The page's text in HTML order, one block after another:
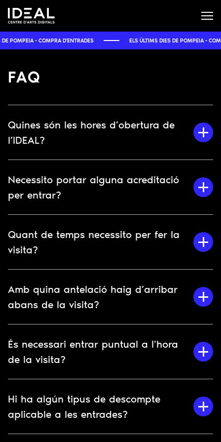
- COMPRA D'ENTRADES ELS ÚLTIMS DIES DE POMPEIA -
FAQ
Quines són les hores d’obertura de
l’IDEAL?
Necessito portar alguna acreditació
per entrar?
Quant de temps necessito per fer la
visita?
Amb quina antelació haig d’arribar
abans de la visita?
És necessari entrar puntual a l'hora
de la visita?
Hi ha algún tipus de descompte
aplicable a les entrades?